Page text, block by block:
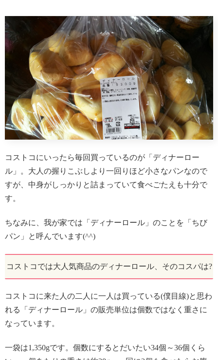
コストコにいったら毎回買っているのが「ディナーロー
ル」。大人の握りこぶしより一回りほど小さなパンなので
すが、中身がしっかりと詰まっていて食べごたえも十分で
す。
ちなみに、我が家では「ディナーロール」のことを「ちび
パン」と呼んでいます(^^)
コストコでは大人気商品のディナーロール、そのコスパは?
コストコに来た人の二人に一人は買っている(僕目線)と思わ
れる「ディナーロール」の販売単位は個数ではなく重さに
なっています。
一袋は1,350gです。個数にするとだいたい34個～36個くら